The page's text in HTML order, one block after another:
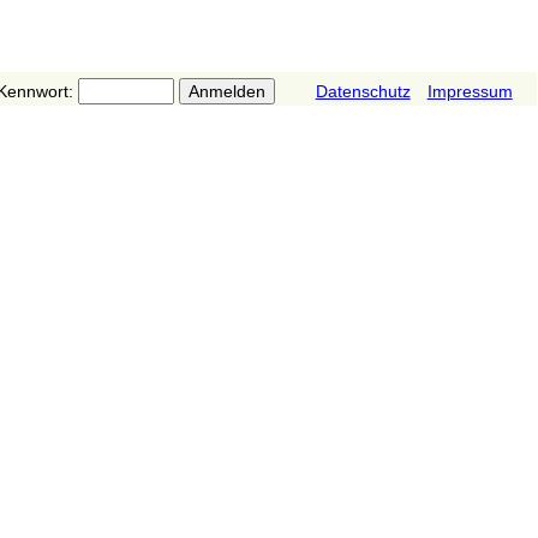
Datenschutz Impressum